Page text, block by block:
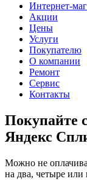
Интернет-
Акции
Цены
Услуги
Покупателю
О компании
Ремонт
Сервис
Контакты
Покупайте
Яндекс
Можно не
на два, четыре